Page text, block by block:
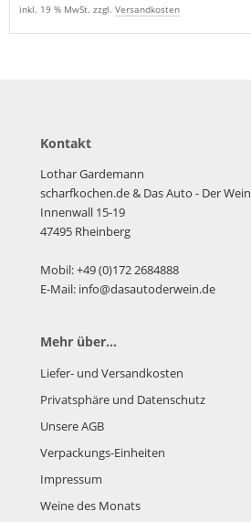
inkl. 19 % MwSt. zzgl. Versandkosten
Kontakt
Lothar Gardemann
scharfkochen.de& Das Auto - Der Wein
Innenwall 15-19
47495 Rheinberg
Mobil: +49 (0)172 2684888
E-Mail: info@dasautoderwein.de
Mehr über...
Liefer- und Versandkosten
Privatsphäre und Datenschutz
Unsere AGB
Verpackungs-Einheiten
Impressum
Weine des Monats